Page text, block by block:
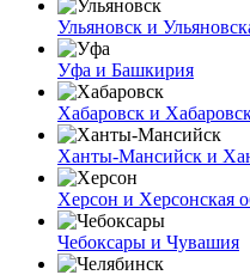
Ульяновск и
Уфа и Башкирия
Хабаровск и
Ханты-Мансийск и
Херсон и Херсонская
Чебоксары и Чувашия